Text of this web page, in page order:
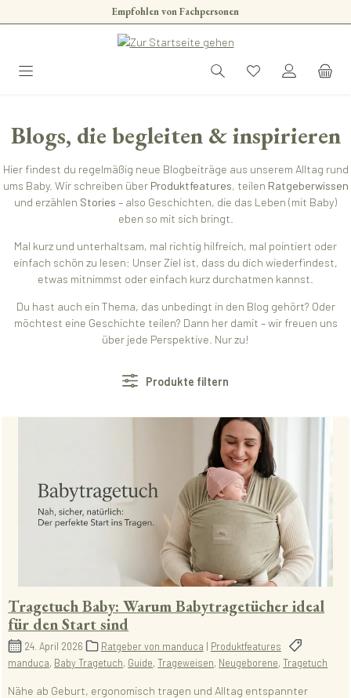
Zum Hauptinhalt springenEmpfohlen von Fachpersonen
Blogs, die begleiten & inspirieren
Hier findest du regelmäßig neue Blogbeiträge aus unserem Alltag rund
ums Baby. Wir schreiben über Produktfeatures, teilen Ratgeberwissen
und erzählen Stories – also Geschichten, die das Leben (mit Baby)
eben so mit sich bringt.
Mal kurz und unterhaltsam, mal richtig hilfreich, mal pointiert oder
einfach schön zu lesen: Unser Ziel ist, dass du dich wiederfindest,
etwas mitnimmst oder einfach kurz durchatmen kannst.
Du hast auch ein Thema, das unbedingt in den Blog gehört? Oder
möchtest eine Geschichte teilen? Dann her damit – wir freuen uns
über jede Perspektive. Nur zu!
Produkte filtern
Tragetuch Baby: Warum Babytragetücher ideal
für den Start sind
24. April 2026 Ratgeber von manduca | Produktfeatures
manduca, Baby Tragetuch, Guide,Trageweisen, Neugeborene,Tragetuch
Nähe ab Geburt, ergonomisch tragen und Alltag entspannter